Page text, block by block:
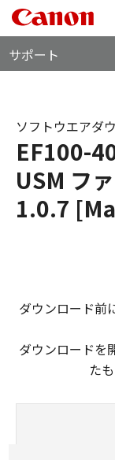
サポート
EF100-
USM フ
1.0.7
ソフトウエアダ
ダウンロード前
ダウンロードを
た